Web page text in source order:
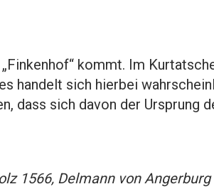
kommt. Im
handelt sich hierbei
dass sich davon der Ursprung
1566, Delmann von